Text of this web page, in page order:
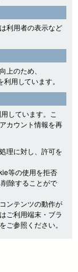
利用者の表示など
のため、
用しています。
しています。こ
カウント情報を再
理に対し、許可を
等の使用を拒否
除することがで
ンテンツの動作が
ご利用端末・ブラ
参照ください。